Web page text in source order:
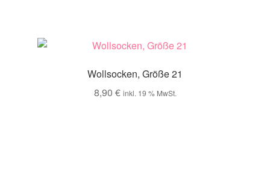
Wollsocken, Größe 21
8,90 € inkl. 19 % MwSt.